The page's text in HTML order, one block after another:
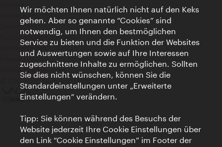
Impressum
Datenschutz
Nutzungsbedingungen
Barrierefreiheit
Presse-Kontakt
Cookie Einstellungen
© Copyright WienTourismus
Wir möchten Ihnen natürlich nicht auf den Keks
gehen. Aber so genannte “Cookies” sind
notwendig, um Ihnen den bestmöglichen
Service zu bieten und die Funktion der Websites
und Auswertungen sowie auf Ihre Interessen
zugeschnittene Inhalte zu ermöglichen. Sollten
Sie dies nicht wünschen, können Sie die
Standardeinstellungen unter „Erweiterte
Einstellungen“ verändern.
Tipp: Sie können während des Besuchs der
Website jederzeit Ihre Cookie Einstellungen über
den Link “Cookie Einstellungen” im Footer der